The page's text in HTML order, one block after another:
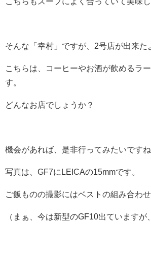
そんな「幸村」ですが、2号店が出来た
こちらは、コーヒーやお酒が飲めるラ
す。
どんなお店でしょうか？
機会があれば、是非行ってみたいですね
写真は、GF7にLEICAの15mmです。
ご飯ものの撮影にはベストの組み合わせ
（まぁ、今は新型のGF10出ていますが